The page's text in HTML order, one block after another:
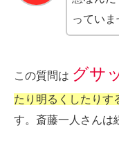
っていま
この質問は グサ
たり明るくしたりす
す。斎藤一人さんは